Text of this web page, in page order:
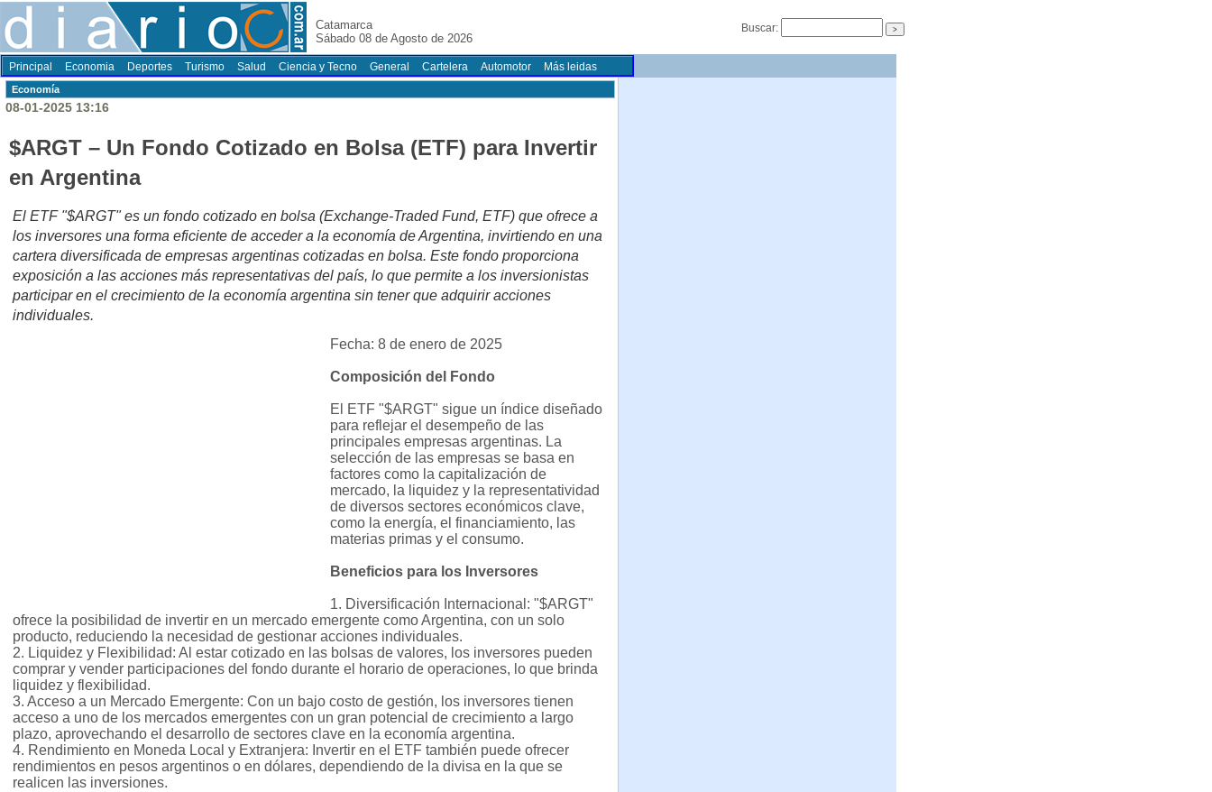
Catamarca
Sábado 08 de Agosto de 2026
Buscar:
Principal Economia Deportes Turismo Salud Ciencia y Tecno General Cartelera Automotor Más leidas
Economí­a
08-01-2025 13:16
$ARGT – Un Fondo Cotizado en Bolsa (ETF) para Invertir
en Argentina
El ETF "$ARGT" es un fondo cotizado en bolsa (Exchange-Traded Fund, ETF) que ofrece a
los inversores una forma eficiente de acceder a la economía de Argentina, invirtiendo en una
cartera diversificada de empresas argentinas cotizadas en bolsa. Este fondo proporciona
exposición a las acciones más representativas del país, lo que permite a los inversionistas
participar en el crecimiento de la economía argentina sin tener que adquirir acciones
individuales.
Fecha: 8 de enero de 2025
Composición del Fondo
El ETF "$ARGT" sigue un índice diseñado
para reflejar el desempeño de las
principales empresas argentinas. La
selección de las empresas se basa en
factores como la capitalización de
mercado, la liquidez y la representatividad
de diversos sectores económicos clave,
como la energía, el financiamiento, las
materias primas y el consumo.
Beneficios para los Inversores
1. Diversificación Internacional: "$ARGT"
ofrece la posibilidad de invertir en un mercado emergente como Argentina, con un solo
producto, reduciendo la necesidad de gestionar acciones individuales.
2. Liquidez y Flexibilidad: Al estar cotizado en las bolsas de valores, los inversores pueden
comprar y vender participaciones del fondo durante el horario de operaciones, lo que brinda
liquidez y flexibilidad.
3. Acceso a un Mercado Emergente: Con un bajo costo de gestión, los inversores tienen
acceso a uno de los mercados emergentes con un gran potencial de crecimiento a largo
plazo, aprovechando el desarrollo de sectores clave en la economía argentina.
4. Rendimiento en Moneda Local y Extranjera: Invertir en el ETF también puede ofrecer
rendimientos en pesos argentinos o en dólares, dependiendo de la divisa en la que se
realicen las inversiones.